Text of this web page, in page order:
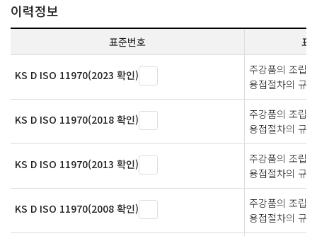
이력정보
표준번호 표
KS D ISO 11970(2023 확인)
주강품의 조립
용접절차의 규
KS D ISO 11970(2018 확인)
주강품의 조립
용접절차의 규
KS D ISO 11970(2013 확인)
주강품의 조립
용접절차의 규
KS D ISO 11970(2008 확인)
주강품의 조립
용접절차의 규